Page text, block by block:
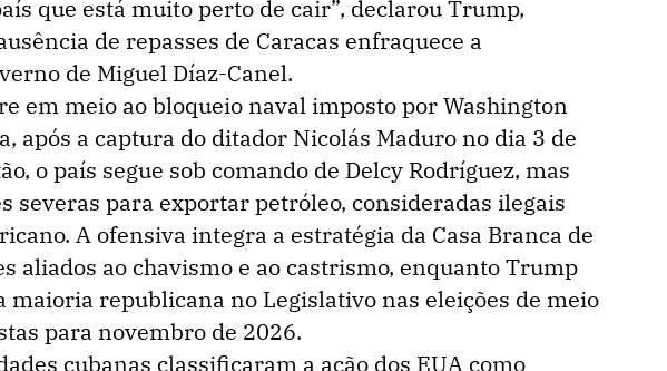
que está muito perto de cair”, declarou Trump,
de repasses de Caracas enfraquece a
de Miguel Díaz-Canel.
em meio ao bloqueio naval imposto por Washington
após a captura do ditador Nicolás Maduro no dia 3 de
o país segue sob comando de Delcy Rodríguez, mas
severas para exportar petróleo, consideradas ilegais
A ofensiva integra a estratégia da Casa Branca de
aliados ao chavismo e ao castrismo, enquanto Trump
maioria republicana no Legislativo nas eleições de meio
para novembro de 2026.
cubanas classificaram a ação dos EUA como